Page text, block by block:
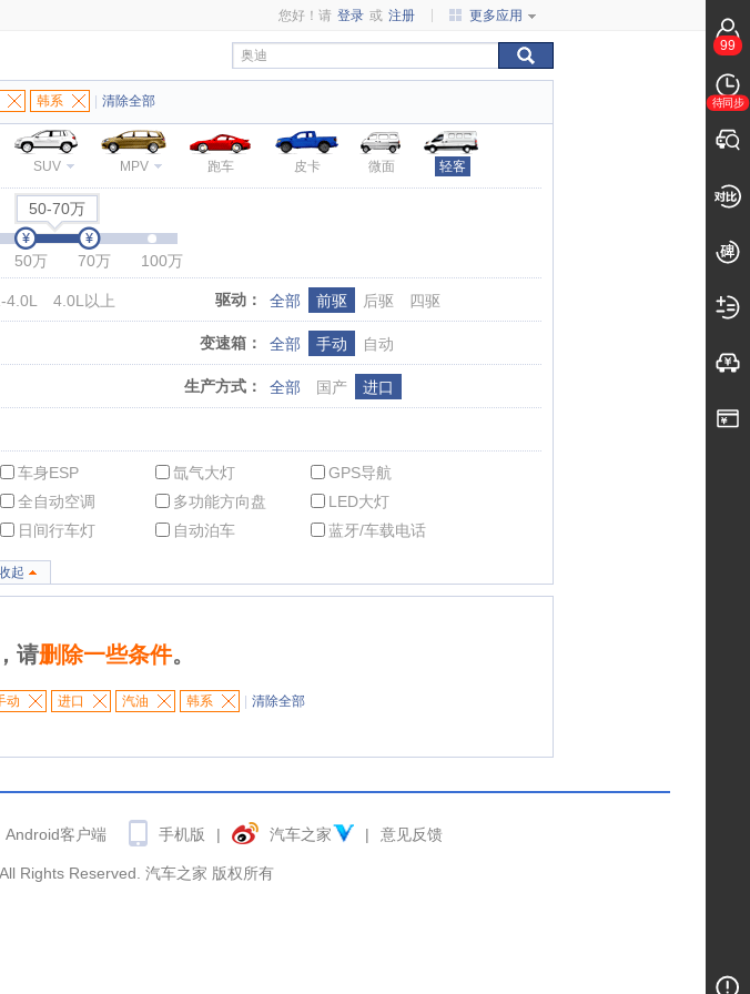
更多应用
您好！请 登录 或 注册
韩系 清除全部
SUV MPV 跑车 皮卡 微面 轻客
50-70万
50万 70万 100万
4.0L 4.0L以上 驱动： 全部 前驱 后驱 四驱
变速箱： 全部 手动 自动
生产方式： 全部 国产 进口
车身ESP 氙气大灯
GPS导航
全自动空调 多功能方向盘
LED大灯
日间行车灯 自动泊车 蓝牙/车载电话
起
请删除一些条件。
动 进口 汽油 韩系 清除全部
Android客户端 手机版 | 汽车之家 | 意见反馈
Rights Reserved. 汽车之家 版权所有
99
待同步